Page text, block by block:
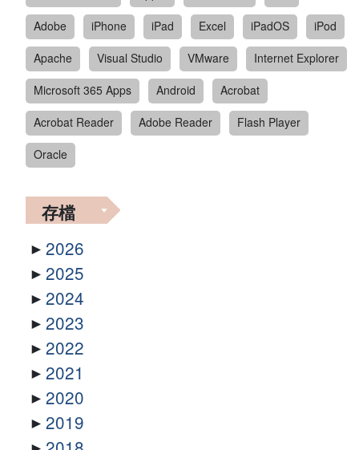
Adobe
iPhone iPad Excel iPadOS
iPod
Apache
Visual Studio VMware
Internet Explorer
Microsoft 365 Apps
Android
Acrobat
Acrobat Reader
Adobe Reader
Flash Player
Oracle
存檔
2026
2025
2024
2023
2022
2021
2020
2019